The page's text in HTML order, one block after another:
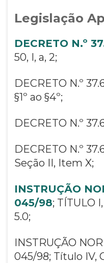
Legislação
DECRETO N.º
50, I, a, 2;
DECRETO N.º
§1º ao §4º;
DECRETO N.º
DECRETO N.º
Seção II, Item X;
INSTRUÇÃO
045/98; TÍTULO
5.0;
INSTRUÇÃO
045/98; Título IV,